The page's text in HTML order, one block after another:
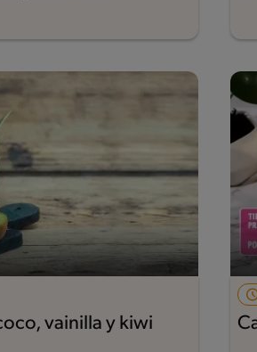
vainilla y kiwi